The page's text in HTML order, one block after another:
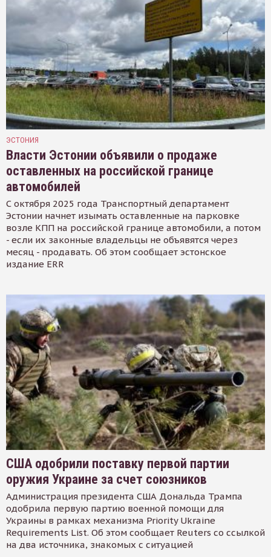
ЭСТОНИЯ
Власти Эстонии объявили о продаже
оставленных на российской границе
автомобилей
С октября 2025 года Транспортный департамент
Эстонии начнет изымать оставленные на парковке
возле КПП на российской границе автомобили, а потом
- если их законные владельцы не объявятся через
месяц - продавать. Об этом сообщает эстонское
издание ERR
США одобрили поставку первой партии
оружия Украине за счет союзников
Администрация президента США Дональда Трампа
одобрила первую партию военной помощи для
Украины в рамках механизма Priority Ukraine
Requirements List. Об этом сообщает Reuters со ссылкой
на два источника, знакомых с ситуацией